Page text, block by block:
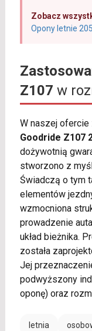
Zobacz
Opony letnie
Z107 w
W naszej ofercie
Goodride Z107
dożywotnią
stworzono z
Świadczą o tym
elementów
wzmocniona
prowadzenie
układ bieżnika.
została
Jej
podwyższony
oponę) oraz
letnia